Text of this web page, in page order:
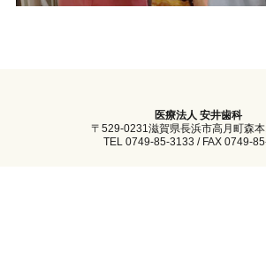
医療法人 安井歯科
〒529-0231滋賀県長浜市高月町森
TEL 0749-85-3133 / FAX 0749-